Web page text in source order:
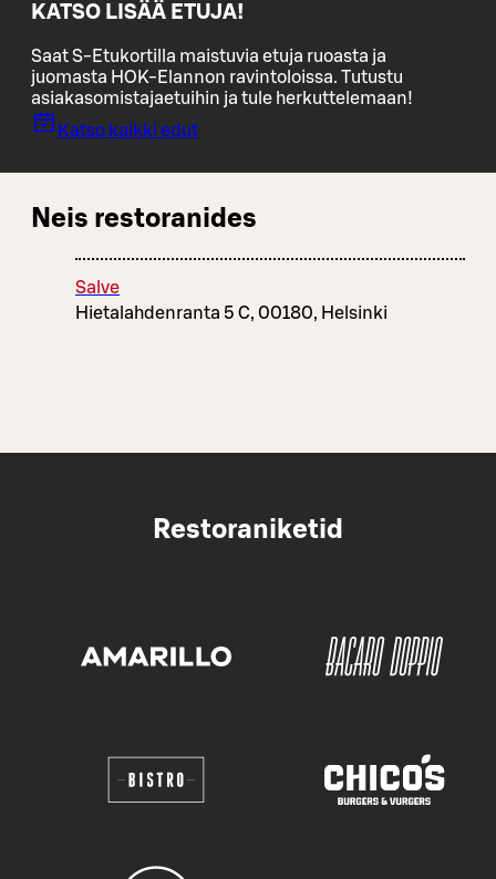
KATSO LISÄÄ ETUJA!
Saat S-Etukortilla maistuvia etuja ruoasta ja
juomasta HOK-Elannon ravintoloissa. Tutustu
asiakasomistajaetuihin ja tule herkuttelemaan!
Katso kaikki edut
Neis restoranides
Salve
Hietalahdenranta 5 C, 00180, Helsinki
Restoraniketid